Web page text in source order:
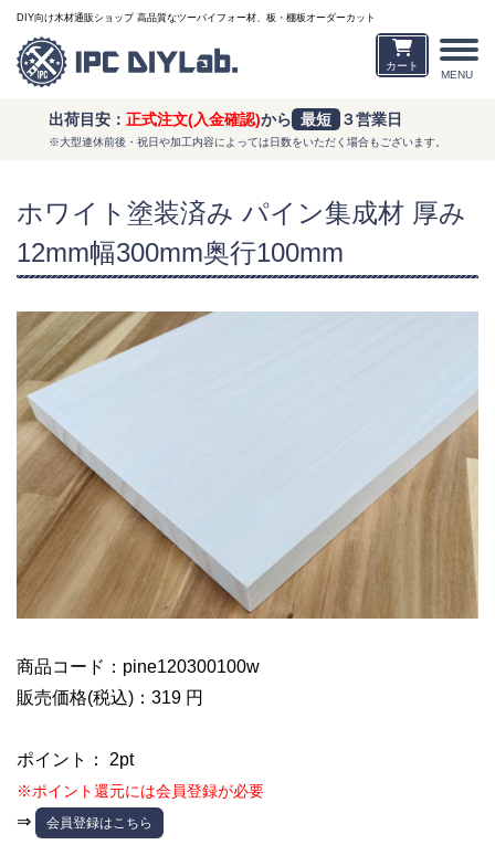
MENU
DIY向け木材通販ショップ 高品質なツーバイフォー材、板・棚板オーダーカット
カート
出荷目安： 正式注文(入金確認)から 最短 ３営業日
※大型連休前後・祝日や加工内容によっては日数をいただく場合もございます。
ホワイト塗装済み パイン集成材 厚み
12mm幅300mm奥行100mm
商品コード：pine120300100w
販売価格(税込)：319 円
ポイント： 2pt
※ポイント還元には会員登録が必要
⇒ 会員登録はこちら